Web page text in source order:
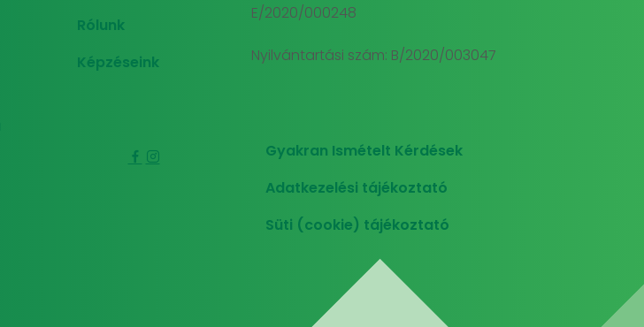
Rólunk
Képzéseink
E/2020/000248
Nyilvántartási szám: B/2020/003047
Gyakran Ismételt Kérdések
Adatkezelési tájékoztató
Süti (cookie) tájékoztató